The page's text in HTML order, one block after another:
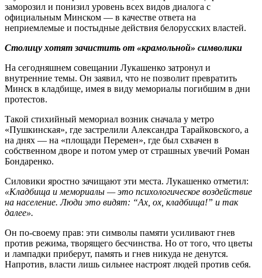
заморозил и понизил уровень всех видов диалога с
официальным Минском — в качестве ответа на
неприемлемые и постыдные действия белорусских властей.
Столицу хотят зачистить от «крамольной» символики
На сегодняшнем совещании Лукашенко затронул и
внутренние темы. Он заявил, что не позволит превратить
Минск в кладбище, имея в виду мемориалы погибшим в дни
протестов.
Такой стихийный мемориал возник сначала у метро
«Пушкинская», где застрелили Александра Тарайковского, а
на днях — на «площади Перемен», где был схвачен в
собственном дворе и потом умер от страшных увечий Роман
Бондаренко.
Силовики яростно зачищают эти места. Лукашенко отметил:
«Кладбища и мемориалы — это психологическое воздействие
на население. Люди это видят: “Ах, ох, кладбища!” и так
далее».
Он по-своему прав: эти символы памяти усиливают гнев
против режима, творящего бесчинства. Но от того, что цветы
и лампадки приберут, память и гнев никуда не денутся.
Напротив, власти лишь сильнее настроят людей против себя.